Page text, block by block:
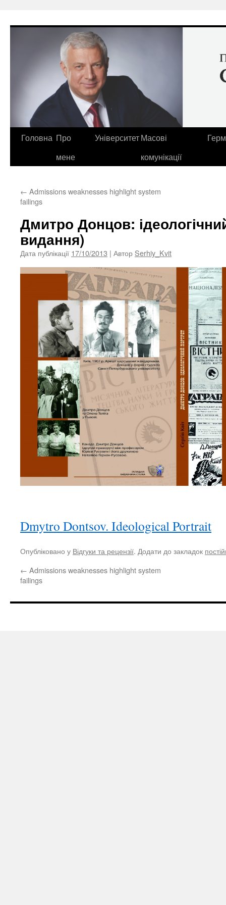
до
Головна Про
мене
УніверситетМасові
комунікації
← Admissions weaknesses highlight system
failings
Дмитро Донцов:
видання)
Дата публікації 17/10/2013 | Автор Serhiy_Kvit
Dmytro Dontsov. Ideological Portrait
Опубліковано у Відгуки та рецензії. Додати до закладок
← Admissions weaknesses highlight system
failings